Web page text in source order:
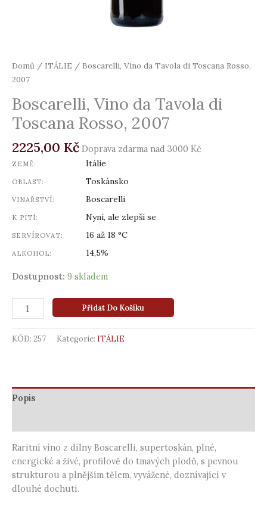
Domů / ITÁLIE / Boscarelli, Vino da Tavola di Toscana Rosso,
2007
Boscarelli, Vino da Tavola di
Toscana Rosso, 2007
2225,00 Kč Doprava zdarma nad 3000 Kč
ZEMĚ: Itálie
OBLAST: Toskánsko
VINAŘSTVÍ: Boscarelli
K PITÍ: Nyní, ale zlepší se
SERVÍROVAT: 16 až 18 °C
ALKOHOL: 14,5%
Dostupnost: 9 skladem
Přidat Do Košíku
KÓD: 257 Kategorie: ITÁLIE
Popis
Raritní víno z dílny Boscarelli, supertoskán, plné,
energické a živé, profilově do tmavých plodů, s pevnou
strukturou a plnějším tělem, vyvážené, doznívající v
dlouhé dochuti.